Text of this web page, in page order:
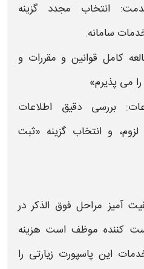
انتخاب مجدد گزینه
سامانه.
کامل قوانین و مقررات و
می‌ پذیرم»
بررسی دقیق اطلاعات
و انتخاب گزینه «ثبت
آمیز مراحل فوق‌ الذکر در
کننده موظف است هزینه‌
اینپاسپورت زیارتی را